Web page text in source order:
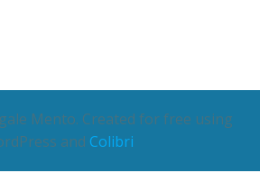
Mento. Created for free using
and Colibri